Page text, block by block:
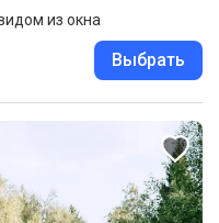
из окна
Выбрать